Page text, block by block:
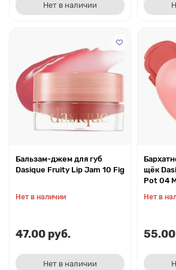
Нет в наличии
Бальзам-джем для губ
Dasique Fruity Lip Jam 10 Fig
Нет в наличии
47.00 руб.
Нет в наличии
щёк
Pot 04
Нет в